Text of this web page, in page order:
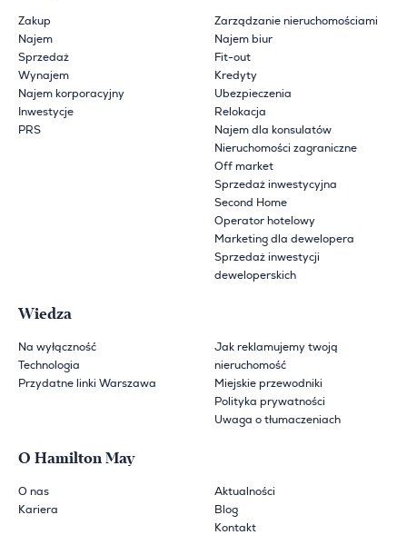
Zakup
Najem
Sprzedaż
Wynajem
Najem korporacyjny
Inwestycje
PRS
Zarządzanie nieruchomościami
Najem biur
Fit-out
Kredyty
Ubezpieczenia
Relokacja
Najem dla konsulatów
Nieruchomości zagraniczne
Off market
Sprzedaż inwestycyjna
Second Home
Operator hotelowy
Marketing dla dewelopera
Sprzedaż inwestycji
deweloperskich
Wiedza
Na wyłączność
Technologia
Przydatne linki Warszawa
Jak reklamujemy twoją
nieruchomość
Miejskie przewodniki
Polityka prywatności
Uwaga o tłumaczeniach
O Hamilton May
O nas
Kariera
Aktualności
Blog
Kontakt